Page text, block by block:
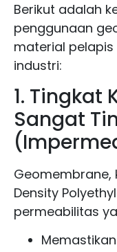
Berikut adalah
penggunaan
material
industri:
1. Tingkat
Sangat
Geomembrane,
Density
permeabilitas